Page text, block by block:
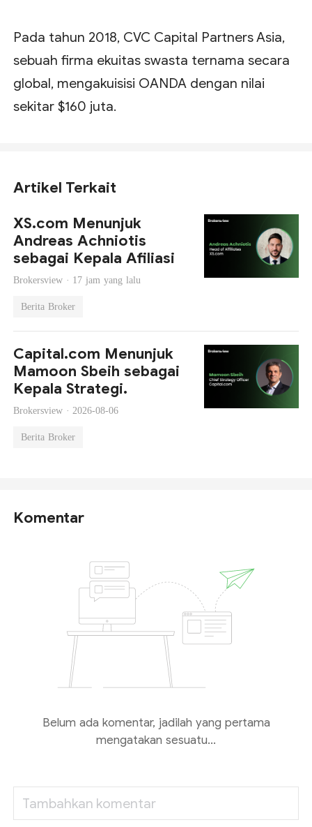
Pada tahun 2018, CVC Capital Partners Asia,
sebuah firma ekuitas swasta ternama secara
global, mengakuisisi OANDA dengan nilai
sekitar $160 juta.
Artikel Terkait
XS.com Menunjuk
Andreas Achniotis
sebagai Kepala Afiliasi
Brokersview · 17 jam yang lalu
Berita Broker
Capital.com Menunjuk
Mamoon Sbeih sebagai
Kepala Strategi.
Brokersview · 2026-08-06
Berita Broker
Komentar
Belum ada komentar, jadilah yang pertama
mengatakan sesuatu...